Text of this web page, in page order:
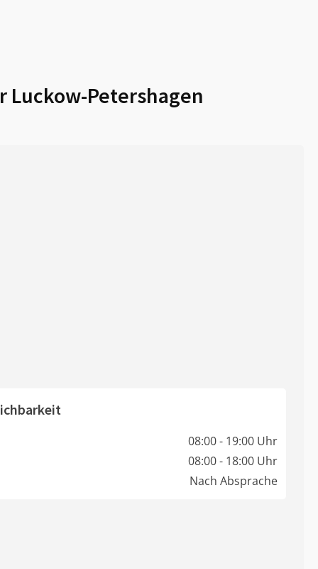
Luckow-Petershagen
08:00 - 19:00 Uhr
08:00 - 18:00 Uhr
Nach Absprache